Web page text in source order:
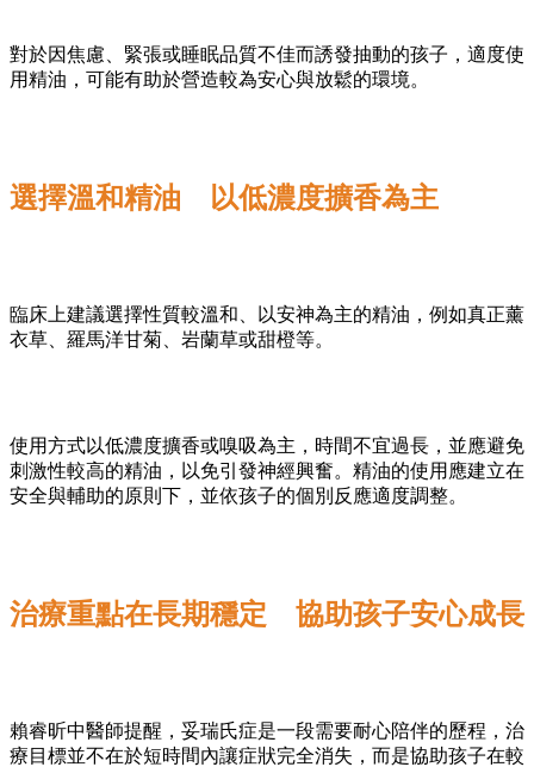
對於因焦慮、緊張或睡眠品質不佳而誘發抽動的孩子，適度使
用精油，可能有助於營造較為安心與放鬆的環境。
選擇溫和精油 以低濃度擴香為主
臨床上建議選擇性質較溫和、以安神為主的精油，例如真正薰
衣草、羅馬洋甘菊、岩蘭草或甜橙等。
使用方式以低濃度擴香或嗅吸為主，時間不宜過長，並應避免
刺激性較高的精油，以免引發神經興奮。精油的使用應建立在
安全與輔助的原則下，並依孩子的個別反應適度調整。
治療重點在長期穩定 協助孩子安心成長
賴睿昕中醫師提醒，妥瑞氏症是一段需要耐心陪伴的歷程，治
療目標並不在於短時間內讓症狀完全消失，而是協助孩子在較